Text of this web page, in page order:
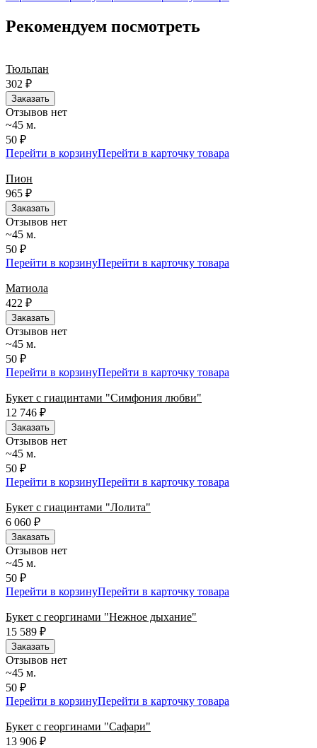
Рекомендуем посмотреть
Тюльпан
302 ₽
Заказать
Отзывов нет
~45 м.
50 ₽
Перейти в корзинуПерейти в карточку товара
Пион
965 ₽
Заказать
Отзывов нет
~45 м.
50 ₽
Перейти в корзинуПерейти в карточку товара
Матиола
422 ₽
Заказать
Отзывов нет
~45 м.
50 ₽
Перейти в корзинуПерейти в карточку товара
Букет с гиацинтами "Симфония любви"
12 746 ₽
Заказать
Отзывов нет
~45 м.
50 ₽
Перейти в корзинуПерейти в карточку товара
Букет с гиацинтами "Лолита"
6 060 ₽
Заказать
Отзывов нет
~45 м.
50 ₽
Перейти в корзинуПерейти в карточку товара
Букет с георгинами "Нежное дыхание"
15 589 ₽
Заказать
Отзывов нет
~45 м.
50 ₽
Перейти в корзинуПерейти в карточку товара
Букет с георгинами "Сафари"
13 906 ₽